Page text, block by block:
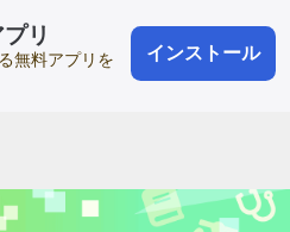
リ
無料アプリを
インストール
会員登録
登録1分